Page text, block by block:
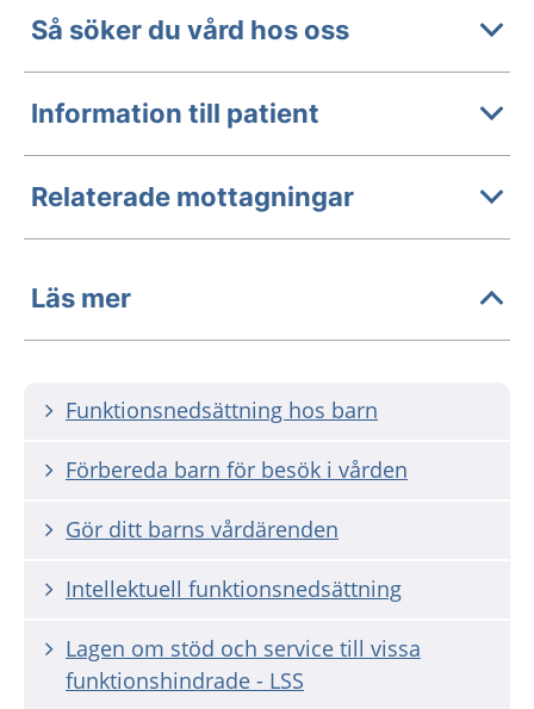
Så söker du vård hos oss
Information till patient
Relaterade mottagningar
Läs mer
Funktionsnedsättning hos barn
Förbereda barn för besök i vården
Gör ditt barns vårdärenden
Intellektuell funktionsnedsättning
Lagen om stöd och service till vissa
funktionshindrade - LSS